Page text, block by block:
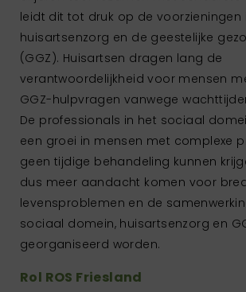
leidt dit tot druk op de voorzieningen
huisartsenzorg en de geestelijke
(GGZ). Huisartsen dragen lang de
verantwoordelijkheid voor mensen
GGZ-hulpvragen vanwege
De professionals in het sociaal
een groei in mensen met complexe
geen tijdige behandeling kunnen
dus meer aandacht komen voor
levensproblemen en de
sociaal domein, huisartsenzorg en
georganiseerd worden.
Rol ROS Friesland